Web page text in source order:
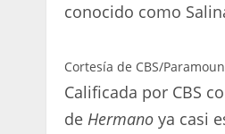
conocido como
Cortesía de CBS/
Calificada por CBS
de Hermano ya casi